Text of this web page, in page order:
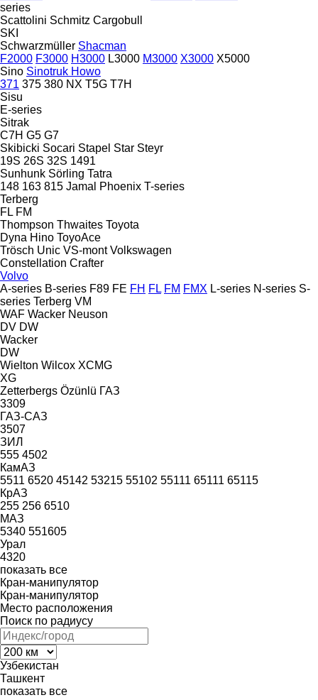
series
Scattolini Schmitz Cargobull
SKI
Schwarzmüller Shacman
F2000 F3000 H3000 L3000 M3000 X3000 X5000
Sino Sinotruk Howo
371 375 380 NX T5G T7H
Sisu
E-series
Sitrak
C7H G5 G7
Skibicki Socari Stapel Star Steyr
19S 26S 32S 1491
Sunhunk Sörling Tatra
148 163 815 Jamal Phoenix T-series
Terberg
FL FM
Thompson Thwaites Toyota
Dyna Hino ToyoAce
Trösch Unic VS-mont Volkswagen
Constellation Crafter
Volvo
A-series B-series F89 FE FH FL FM FMX L-series N-series S-
series Terberg VM
WAF Wacker Neuson
DV DW
Wacker
DW
Wielton Wilcox XCMG
XG
Zetterbergs Özünlü ГАЗ
3309
ГАЗ-САЗ
3507
ЗИЛ
555 4502
КамАЗ
5511 6520 45142 53215 55102 55111 65111 65115
КрАЗ
255 256 6510
МАЗ
5340 551605
Урал
4320
показать все
Кран-манипулятор
Кран-манипулятор
Место расположения
Поиск по радиусу
Узбекистан
Ташкент
показать все